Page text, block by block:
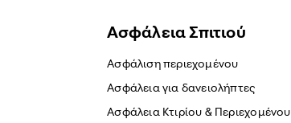
Ασφάλεια Σπιτιού
Ασφάλιση περιεχομένου
Ασφάλεια για δανειολήπτες
Ασφάλεια Κτιρίου & Περιεχομένου